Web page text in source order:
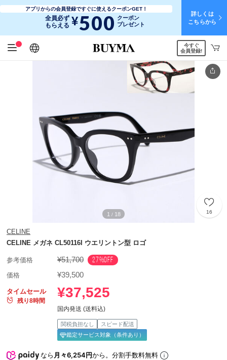
アプリからの会員登録ですぐに使えるクーポンGET！
全員必ず
もらえる ¥500 クーポン
プレゼント
詳しくは
こちらから
日本語
English
简体中文
繁體中文
今すぐ
会員登録!
1 / 18 16
CELINE
CELINE メガネ CL50116I ウエリントン型 ロゴ
参考価格 ¥51,700 27%OFF
価格 ¥39,500
タイムセール
残り8時間
¥37,525
国内発送 (送料込)
関税負担なし
スピード配送
鑑定サービス対象（条件あり）
なら月々6,254円から。分割手数料無料